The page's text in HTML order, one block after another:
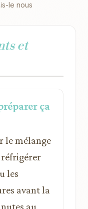
le nous
et
ça
le mélange
réfrigérer
les
avant la
au